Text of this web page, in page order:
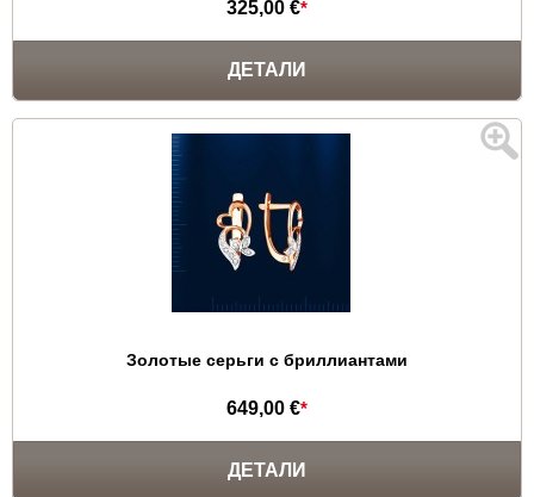
325,00 €*
ДЕТАЛИ
Золотые серьги с бриллиантами
649,00 €*
ДЕТАЛИ